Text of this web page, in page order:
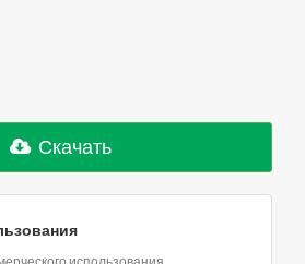
Скачать
использования